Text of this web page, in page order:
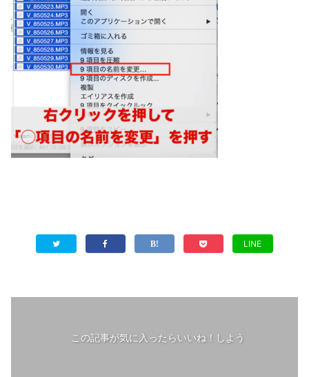
LINE
この記事が気に入ったらいいね！しよう